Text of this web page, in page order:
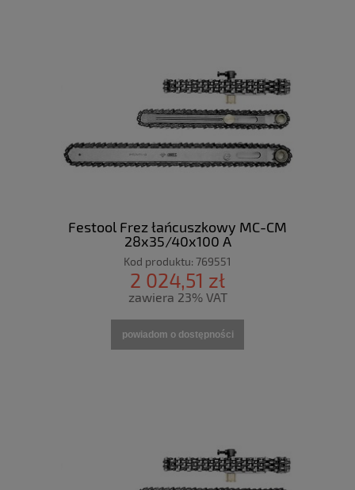
Festool Frez łańcuszkowy MC-CM
28x35/40x100 A
Kod produktu: 769551
2 024,51 zł
zawiera 23% VAT
powiadom o dostępności